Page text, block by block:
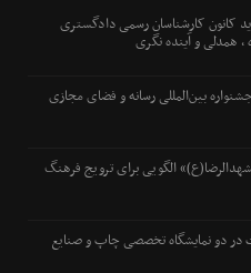
کانون کارشناسان رسمی دادگستری
، همدلی و آینده نگری
بین‌المللی رسانه و فضای مجازی
الگویی برای ترویج فرهنگ
۱۳۵ شرکت در دو نمایشگاه تخصصی چاپ و صنایع